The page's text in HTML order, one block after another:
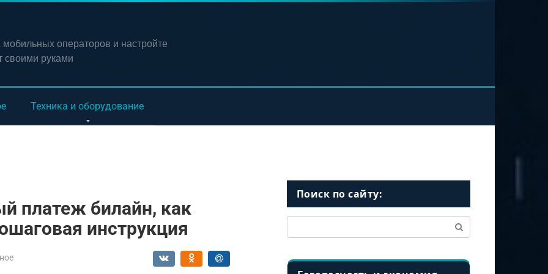
мобильных операторов и настройте
своими руками
Техника и оборудование
платеж билайн, как
инструкция
Поиск по сайту: